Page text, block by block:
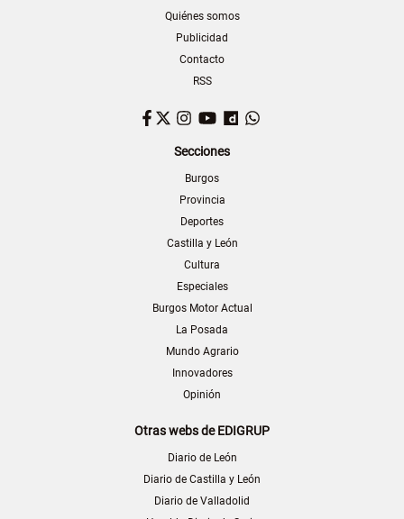
Quiénes somos
Publicidad
Contacto
RSS
Facebook
TwitterInstagram
YouTubeDailymotion
Secciones
Burgos
Provincia
Deportes
Castilla y León
Cultura
Especiales
Burgos Motor Actual
La Posada
Mundo Agrario
Innovadores
Opinión
Otras webs de EDIGRUP
Diario de León
Diario de Castilla y León
Diario de Valladolid